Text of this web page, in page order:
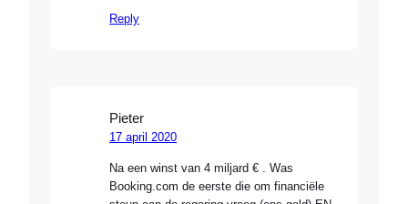
Reply
Pieter
17 april 2020
Na een winst van 4 miljard € . Was
Booking.com de eerste die om financiële